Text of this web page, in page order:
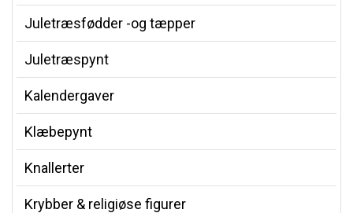
Juletræsfødder -og tæpper
Juletræspynt
Kalendergaver
Klæbepynt
Knallerter
Krybber & religiøse figurer